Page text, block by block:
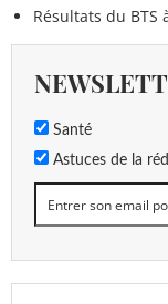
Résultats du BTS
Santé
Astuces de la